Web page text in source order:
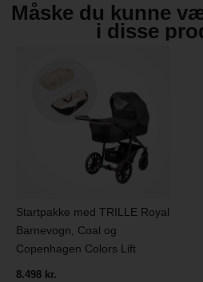
Måske du kunne
i disse
Startpakke med TRILLE Royal
Barnevogn, Coal og
Copenhagen Colors Lift
8.498 kr.